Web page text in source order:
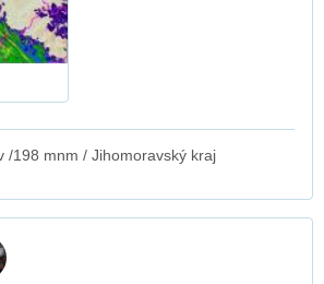
/198 mnm / Jihomoravský kraj